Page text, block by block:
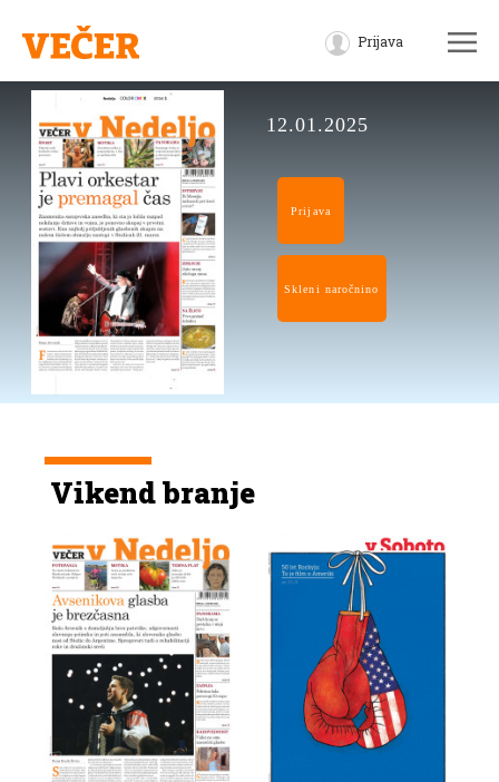
Prijava
12.01.2025
Prijava
Skleni naročnino
Vikend branje